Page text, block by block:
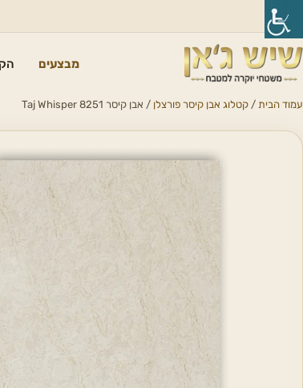
מבצעים
עמוד הבית / קטלוג אבן קיסר פורצלן / אבן קיסר 8251 Taj Whisper